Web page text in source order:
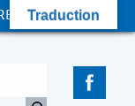
CONTACT
Traduction